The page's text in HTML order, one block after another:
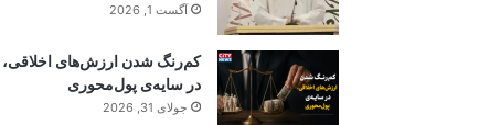
آگست 1, 2026
کم‌رنگ شدن ارزش‌های اخلاقی،
در سایه‌ی پول‌محوری
جولای 31, 2026